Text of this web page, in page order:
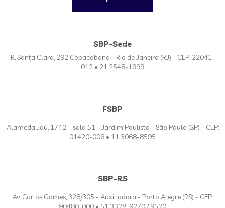
SBP-Sede
R. Santa Clara, 292 Copacabana - Rio de Janeiro (RJ) - CEP: 22041-
012 • 21 2548-1999
FSBP
Alameda Jaú, 1742 – sala 51 - Jardim Paulista - São Paulo (SP) - CEP:
01420-006 • 11 3068-8595
SBP-RS
Av. Carlos Gomes, 328/305 - Auxiliadora - Porto Alegre (RS) - CEP: